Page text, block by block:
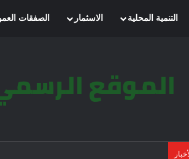
التنمية المحلية الاسثمار الصفقات